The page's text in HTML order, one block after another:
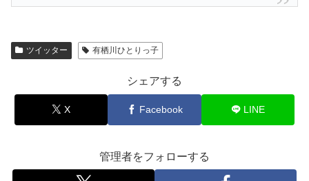
ツイッター 有栖川ひとりっ子
シェアする
X Facebook LINE
管理者をフォローする